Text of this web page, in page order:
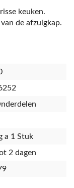
keuken.
de afzuigkap.
a 1 Stuk
2 dagen